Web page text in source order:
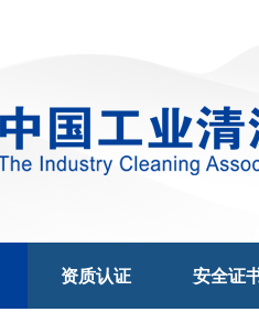
资质认证 安全证